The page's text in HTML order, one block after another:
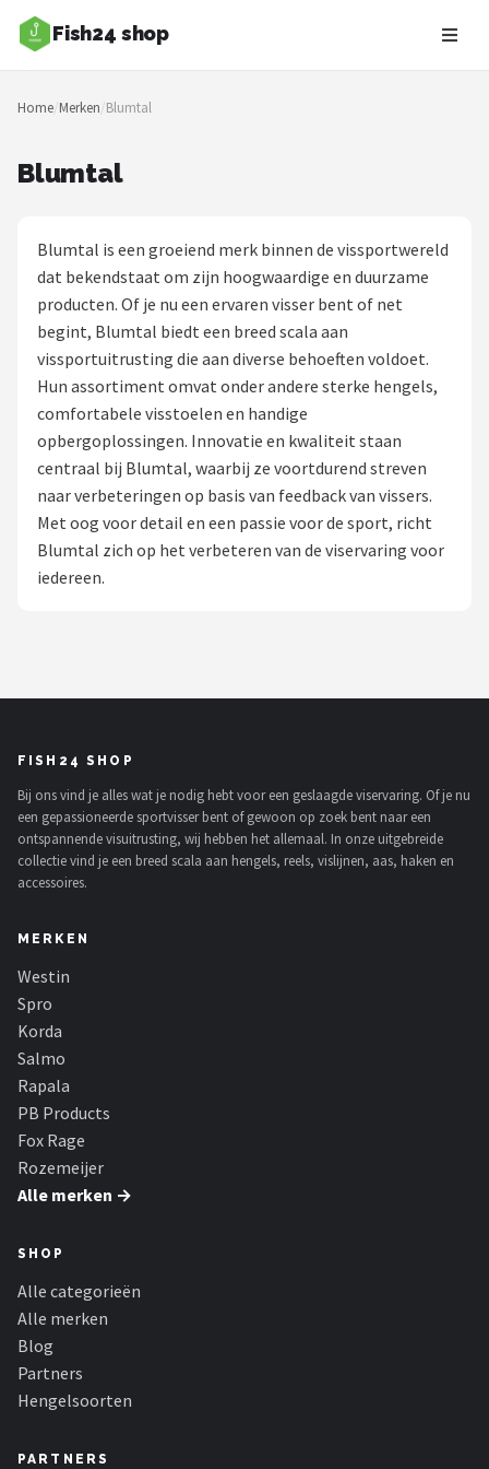
Fish24 shop
Zoeken
NAVIGATIE
Blog
Hengelsoorten
Hengels
Molens
Dobbers
Kunstaas
Shop
Korda
Salmo
Rapala
PB Products
Fox Rage
Rozemeijer
Gamakatsu
Mikado
Alle merken →
Home/Merken/Blumtal
Blumtal
Blumtal is een groeiend merk binnen de vissportwereld
dat bekendstaat om zijn hoogwaardige en duurzame
producten. Of je nu een ervaren visser bent of net
begint, Blumtal biedt een breed scala aan
vissportuitrusting die aan diverse behoeften voldoet.
Hun assortiment omvat onder andere sterke hengels,
comfortabele visstoelen en handige
opbergoplossingen. Innovatie en kwaliteit staan
centraal bij Blumtal, waarbij ze voortdurend streven
naar verbeteringen op basis van feedback van vissers.
Met oog voor detail en een passie voor de sport, richt
Blumtal zich op het verbeteren van de viservaring voor
iedereen.
FISH24 SHOP
Bij ons vind je alles wat je nodig hebt voor een geslaagde viservaring. Of je nu
een gepassioneerde sportvisser bent of gewoon op zoek bent naar een
ontspannende visuitrusting, wij hebben het allemaal. In onze uitgebreide
collectie vind je een breed scala aan hengels, reels, vislijnen, aas, haken en
accessoires.
MERKEN
Westin
Spro
Korda
Salmo
Rapala
PB Products
Fox Rage
Rozemeijer
Alle merken →
SHOP
Alle categorieën
Alle merken
Blog
Partners
Hengelsoorten
PARTNERS